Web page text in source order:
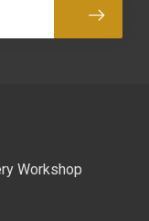
Abonneer
Workshop